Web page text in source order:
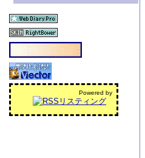
Powered by